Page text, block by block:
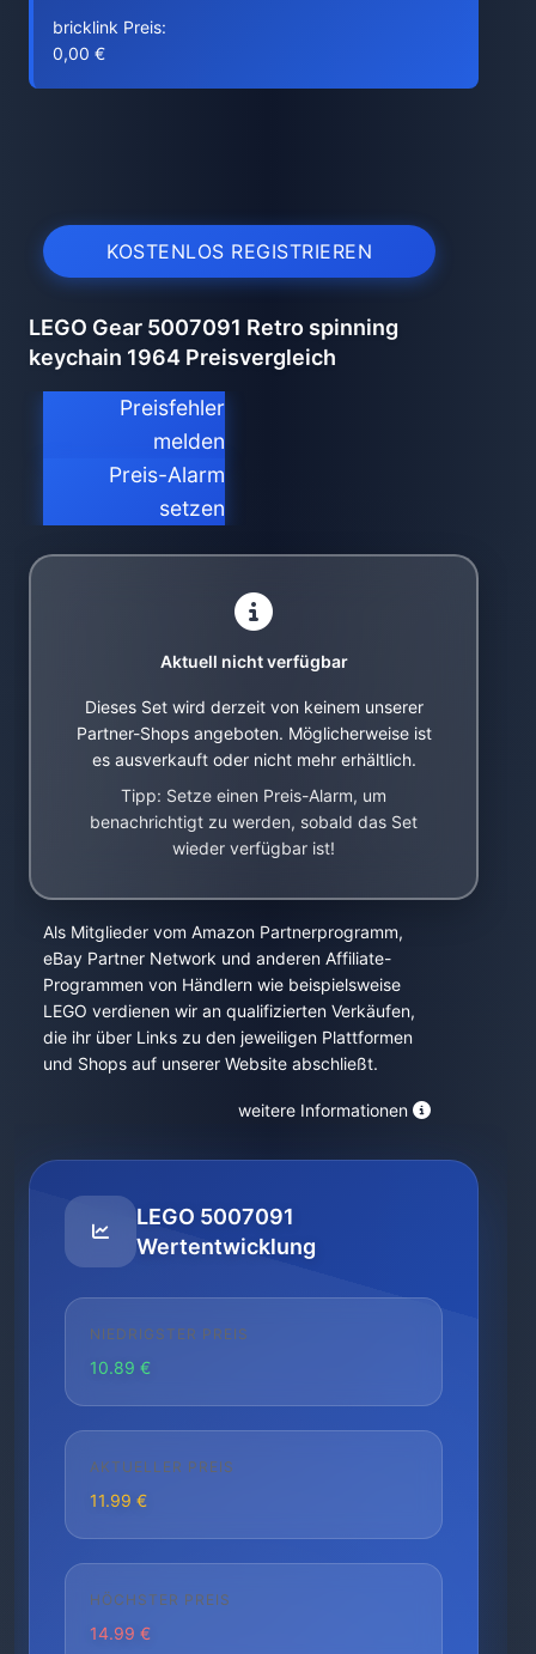
bricklink Preis:
0,00 €
KOSTENLOS REGISTRIEREN
LEGO Gear 5007091 Retro spinning
keychain 1964 Preisvergleich
Preisfehler
melden
Preis-Alarm
setzen
Aktuell nicht verfügbar
Dieses Set wird derzeit von keinem unserer
Partner-Shops angeboten. Möglicherweise ist
es ausverkauft oder nicht mehr erhältlich.
Tipp: Setze einen Preis-Alarm, um
benachrichtigt zu werden, sobald das Set
wieder verfügbar ist!
Als Mitglieder vom Amazon Partnerprogramm,
eBay Partner Network und anderen Affiliate-
Programmen von Händlern wie beispielsweise
LEGO verdienen wir an qualifizierten Verkäufen,
die ihr über Links zu den jeweiligen Plattformen
und Shops auf unserer Website abschließt.
weitere Informationen
LEGO 5007091
Wertentwicklung
NIEDRIGSTER PREIS
10.89 €
AKTUELLER PREIS
11.99 €
HÖCHSTER PREIS
14.99 €